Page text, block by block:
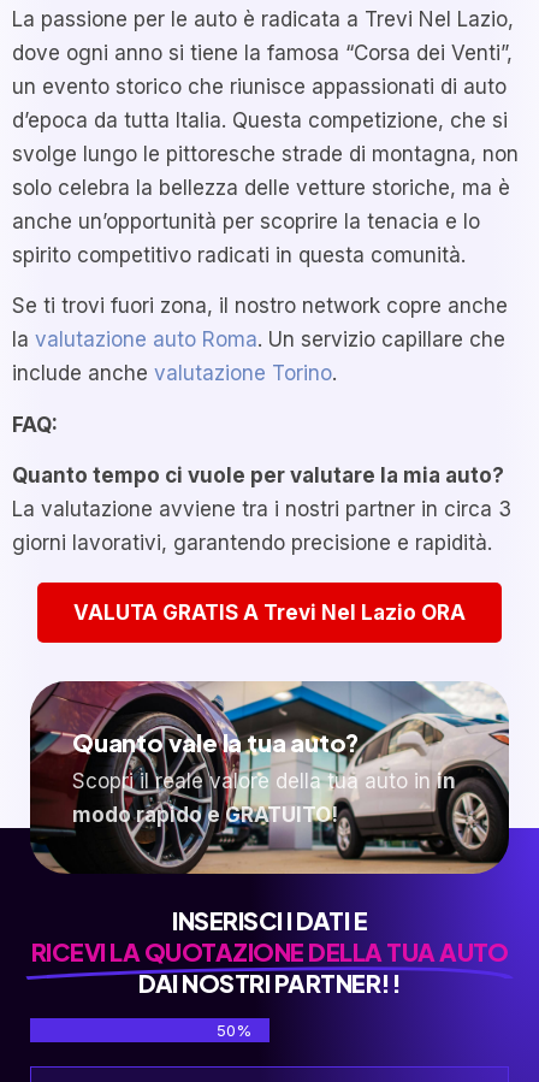
La passione per le auto è radicata a Trevi Nel Lazio,
dove ogni anno si tiene la famosa “Corsa dei Venti”,
un evento storico che riunisce appassionati di auto
d’epoca da tutta Italia. Questa competizione, che si
svolge lungo le pittoresche strade di montagna, non
solo celebra la bellezza delle vetture storiche, ma è
anche un’opportunità per scoprire la tenacia e lo
spirito competitivo radicati in questa comunità.
Se ti trovi fuori zona, il nostro network copre anche
la valutazione auto Roma. Un servizio capillare che
include anche valutazione Torino.
FAQ:
Quanto tempo ci vuole per valutare la mia auto?
La valutazione avviene tra i nostri partner in circa 3
giorni lavorativi, garantendo precisione e rapidità.
VALUTA GRATIS A Trevi Nel Lazio ORA
Quanto vale la tua auto?
Scopri il reale valore della tua auto in in
modo rapido e GRATUITO!
INSERISCI I DATI E
RICEVI LA QUOTAZIONE DELLA TUA AUTO
DAI NOSTRI PARTNER!!
50%